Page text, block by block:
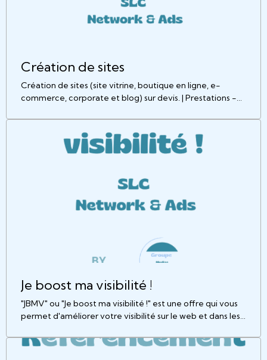
Création de sites
Création de sites (site vitrine, boutique en ligne, e-
commerce, corporate et blog) sur devis. | Prestations -
Je boost ma visibilité !
"JBMV" ou "Je boost ma visibilité !" est une offre qui vous
permet d'améliorer votre visibilité sur le web et dans les
Ads by Groupe Médias de Saint-LuCo